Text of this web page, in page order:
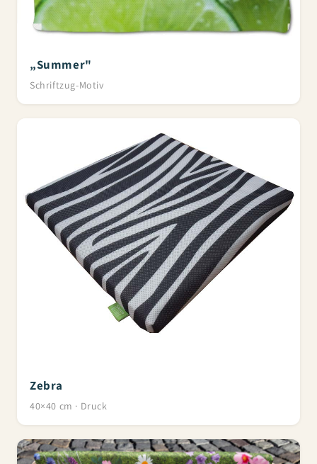
„Summer"
Schriftzug-Motiv
Zebra
40×40 cm · Druck